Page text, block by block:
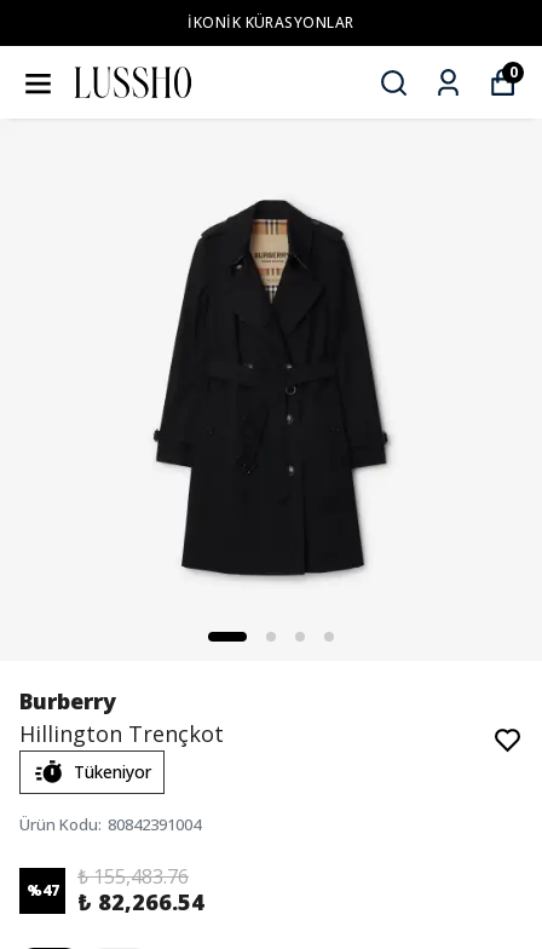
ZAHMETSİZ STİL
0
Burberry
Hillington Trençkot
Tükeniyor
Ürün Kodu: 80842391004
%47
₺ 155,483.76
₺ 82,266.54